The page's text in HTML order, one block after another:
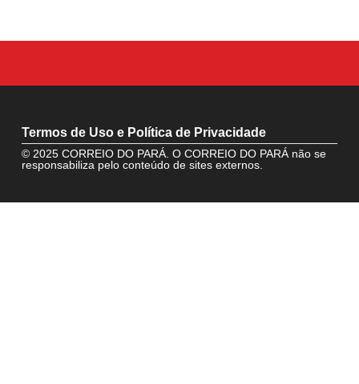
Termos de Uso e Política de Privacidade
© 2025 CORREIO DO PARÁ. O CORREIO DO PARÁ não se
responsabiliza pelo conteúdo de sites externos.